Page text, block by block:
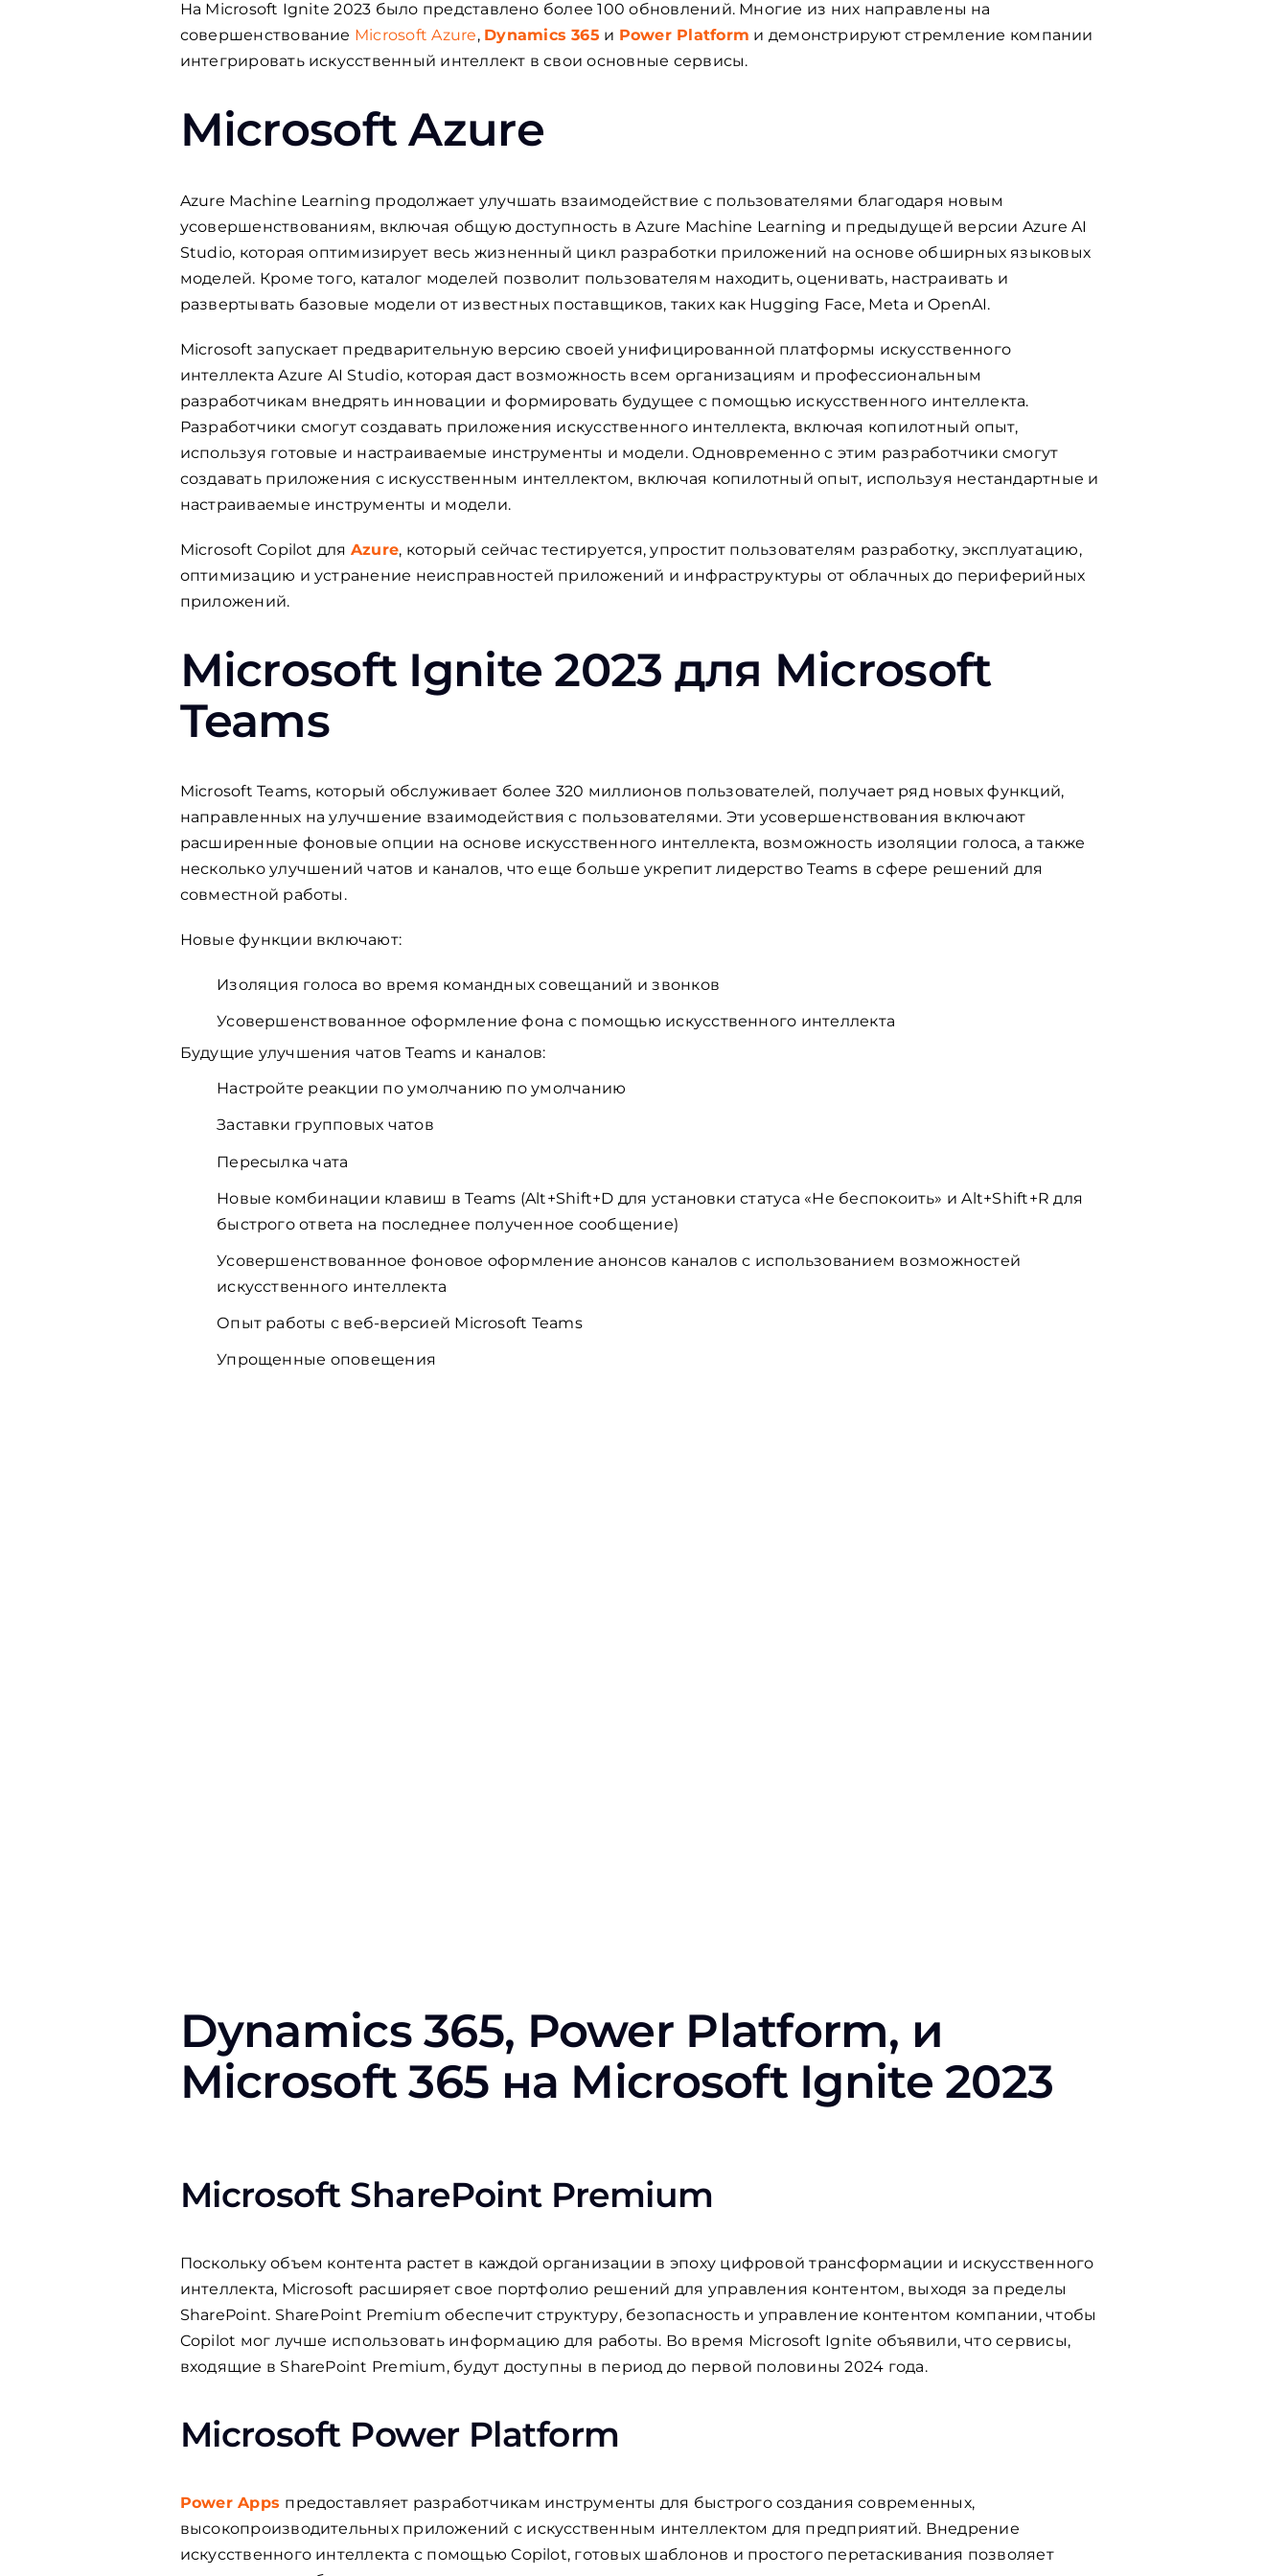
На Microsoft Ignite 2023 было представлено более 100 обновлений. Многие из них направлены на
совершенствование Microsoft Azure, Dynamics 365 и Power Platform и демонстрируют стремление компании
интегрировать искусственный интеллект в свои основные сервисы.
Microsoft Azure
Azure Machine Learning продолжает улучшать взаимодействие с пользователями благодаря новым
усовершенствованиям, включая общую доступность в Azure Machine Learning и предыдущей версии Azure AI
Studio, которая оптимизирует весь жизненный цикл разработки приложений на основе обширных языковых
моделей. Кроме того, каталог моделей позволит пользователям находить, оценивать, настраивать и
развертывать базовые модели от известных поставщиков, таких как Hugging Face, Meta и OpenAI.
Microsoft запускает предварительную версию своей унифицированной платформы искусственного
интеллекта Azure AI Studio, которая даст возможность всем организациям и профессиональным
разработчикам внедрять инновации и формировать будущее с помощью искусственного интеллекта.
Разработчики смогут создавать приложения искусственного интеллекта, включая копилотный опыт,
используя готовые и настраиваемые инструменты и модели. Одновременно с этим разработчики смогут
создавать приложения с искусственным интеллектом, включая копилотный опыт, используя нестандартные и
настраиваемые инструменты и модели.
Microsoft Copilot для Azure, который сейчас тестируется, упростит пользователям разработку, эксплуатацию,
оптимизацию и устранение неисправностей приложений и инфраструктуры от облачных до периферийных
приложений.
Microsoft Ignite 2023 для Microsoft
Teams
Microsoft Teams, который обслуживает более 320 миллионов пользователей, получает ряд новых функций,
направленных на улучшение взаимодействия с пользователями. Эти усовершенствования включают
расширенные фоновые опции на основе искусственного интеллекта, возможность изоляции голоса, а также
несколько улучшений чатов и каналов, что еще больше укрепит лидерство Teams в сфере решений для
совместной работы.
Новые функции включают:
Изоляция голоса во время командных совещаний и звонков
Усовершенствованное оформление фона с помощью искусственного интеллекта
Будущие улучшения чатов Teams и каналов:
Настройте реакции по умолчанию по умолчанию
Заставки групповых чатов
Пересылка чата
Новые комбинации клавиш в Teams (Alt+Shift+D для установки статуса «Не беспокоить» и Alt+Shift+R для
быстрого ответа на последнее полученное сообщение)
Усовершенствованное фоновое оформление анонсов каналов с использованием возможностей
искусственного интеллекта
Опыт работы с веб-версией Microsoft Teams
Упрощенные оповещения
Dynamics 365, Power Platform, и
Microsoft 365 на Microsoft Ignite 2023
Microsoft SharePoint Premium
Поскольку объем контента растет в каждой организации в эпоху цифровой трансформации и искусственного
интеллекта, Microsoft расширяет свое портфолио решений для управления контентом, выходя за пределы
SharePoint. SharePoint Premium обеспечит структуру, безопасность и управление контентом компании, чтобы
Copilot мог лучше использовать информацию для работы. Во время Microsoft Ignite объявили, что сервисы,
входящие в SharePoint Premium, будут доступны в период до первой половины 2024 года.
Microsoft Power Platform
Power Apps предоставляет разработчикам инструменты для быстрого создания современных,
высокопроизводительных приложений с искусственным интеллектом для предприятий. Внедрение
искусственного интеллекта с помощью Copilot, готовых шаблонов и простого перетаскивания позволяет